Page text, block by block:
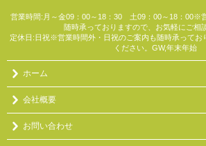
営業時間:月～金09：00～18：30 土09：00～18：00※
随時承っておりますので、お気軽にご相
定休日:日祝※営業時間外・日祝のご案内も随時承ってお
ください。GW,年末年始
ホーム
会社概要
お問い合わせ